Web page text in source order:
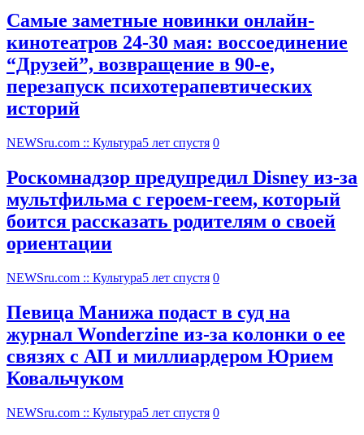
Самые заметные новинки онлайн-
кинотеатров 24-30 мая: воссоединение
“Друзей”, возвращение в 90-е,
перезапуск психотерапевтических
историй
NEWSru.com :: Культура5 лет спустя 0
Роскомнадзор предупредил Disney из-за
мультфильма c героем-геем, который
боится рассказать родителям о своей
ориентации
NEWSru.com :: Культура5 лет спустя 0
Певица Манижа подаст в суд на
журнал Wonderzine из-за колонки о ее
связях с АП и миллиардером Юрием
Ковальчуком
NEWSru.com :: Культура5 лет спустя 0